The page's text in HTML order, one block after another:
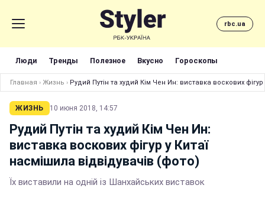
rbc.ua
Люди Тренды Полезное Вкусно Гороскопы
Главная › Жизнь › Рудий Путін та худий Кім Чен Ин: виставка воскових
ЖИЗНЬ 10 июня 2018, 14:57
Рудий Путін та худий Кім Чен Ин:
виставка воскових фігур у Китаї
насмішила відвідувачів (фото)
Їх виставили на одній із Шанхайських виставок